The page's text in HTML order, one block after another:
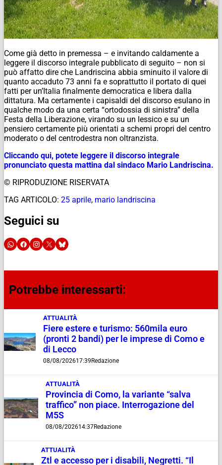
Come già detto in premessa – e invitando caldamente a
leggere il discorso integrale pubblicato di seguito – non si
può affatto dire che Landriscina abbia sminuito il valore di
quanto accaduto 73 anni fa e soprattutto il portato di quei
fatti per un’Italia finalmente democratica e libera dalla
dittatura. Ma certamente i capisaldi del discorso esulano in
qualche modo da una certa “ortodossia di sinistra” della
Festa della Liberazione, virando su un lessico e su un
pensiero certamente più orientati a schemi propri del centro
moderato o del centrodestra non oltranzista.
Cliccando qui, potete leggere il discorso integrale
pronunciato questa mattina dal sindaco Mario Landriscina.
© RIPRODUZIONE RISERVATA
TAG ARTICOLO: 25 aprile, mario landriscina
Seguici su
Potrebbe interessarti:
ATTUALITÀ
Fiere estere e turismo: 560mila euro
(pronti 2 bandi) per le imprese di Como e
di Lecco
08/08/202617:39 Redazione
ATTUALITÀ
Provincia di Como, la variante “salva
traffico” non piace. Interrogazione del
M5S
08/08/202614:37Redazione
ATTUALITÀ
Ztl e accesso per i disabili, Negretti. “Il